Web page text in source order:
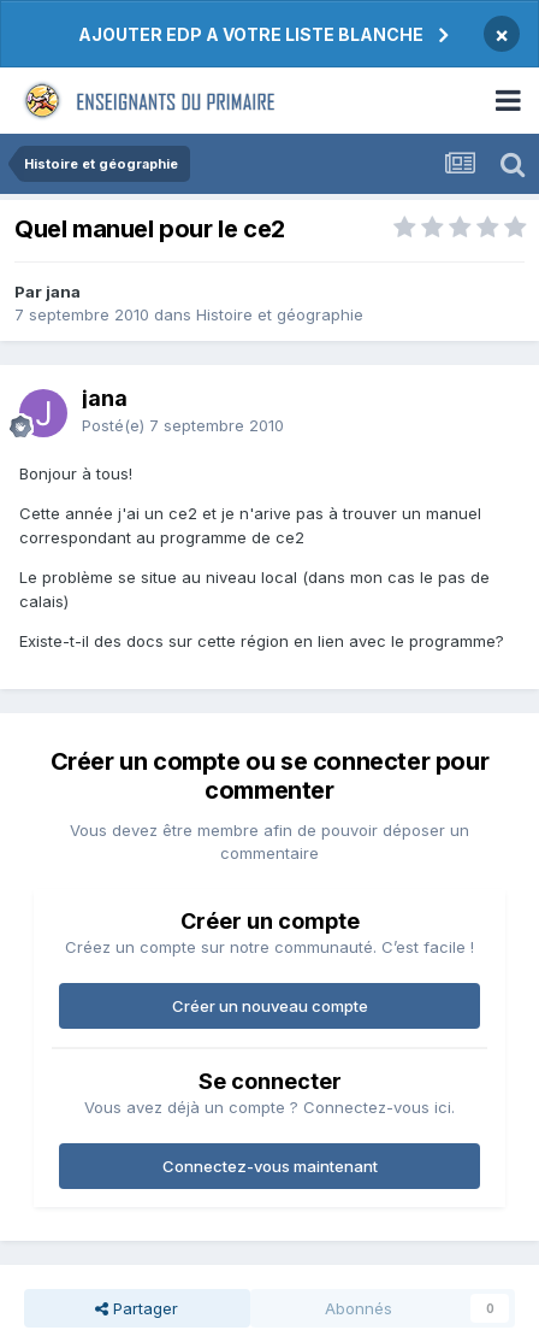
AJOUTER EDP A VOTRE LISTE BLANCHE ×
Histoire et géographie
Quel manuel pour le ce2
Par jana
7 septembre 2010 dans Histoire et géographie
jana
Posté(e) 7 septembre 2010
Bonjour à tous!
Cette année j'ai un ce2 et je n'arive pas à trouver un manuel
correspondant au programme de ce2
Le problème se situe au niveau local (dans mon cas le pas de
calais)
Existe-t-il des docs sur cette région en lien avec le programme?
Créer un compte ou se connecter pour
commenter
Vous devez être membre afin de pouvoir déposer un
commentaire
Créer un compte
Créez un compte sur notre communauté. C’est facile !
Créer un nouveau compte
Se connecter
Vous avez déjà un compte ? Connectez-vous ici.
Connectez-vous maintenant
Partager Abonnés 0